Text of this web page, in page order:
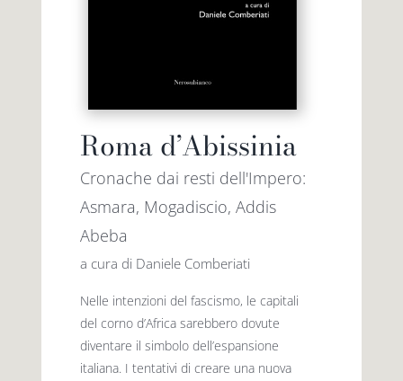
Roma d’Abissinia
Cronache dai resti dell'Impero:
Asmara, Mogadiscio, Addis
Abeba
a cura di Daniele Comberiati
Nelle intenzioni del fascismo, le capitali
del corno d’Africa sarebbero dovute
diventare il simbolo dell’espansione
italiana. I tentativi di creare una nuova